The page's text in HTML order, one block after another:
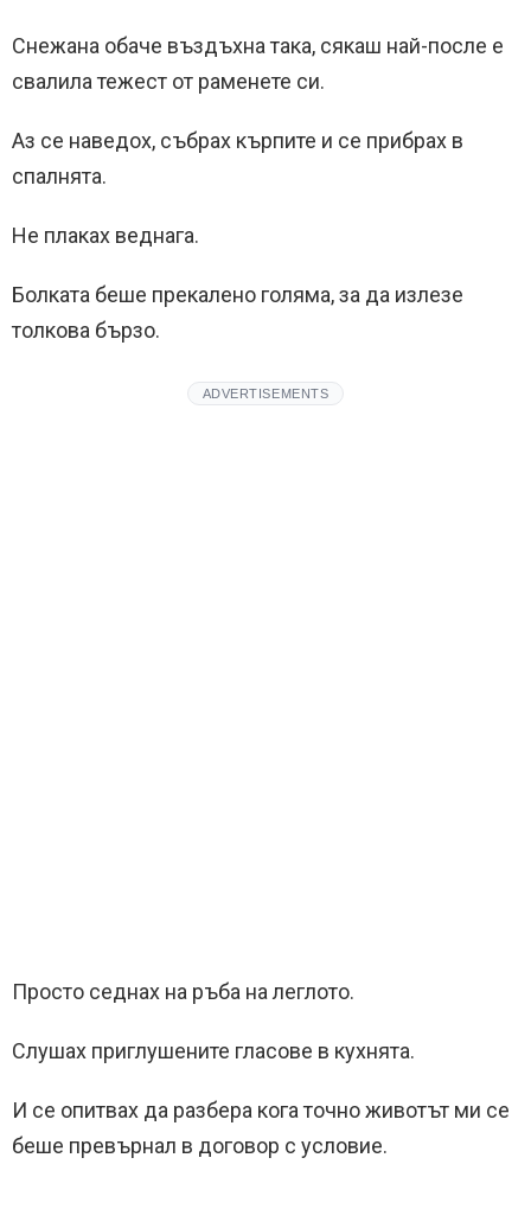
Снежана обаче въздъхна така, сякаш най-после е
свалила тежест от раменете си.
Аз се наведох, събрах кърпите и се прибрах в
спалнята.
Не плаках веднага.
Болката беше прекалено голяма, за да излезе
толкова бързо.
ADVERTISEMENTS
Просто седнах на ръба на леглото.
Слушах приглушените гласове в кухнята.
И се опитвах да разбера кога точно животът ми се
беше превърнал в договор с условие.